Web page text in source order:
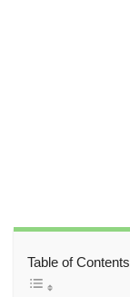
Table of Contents